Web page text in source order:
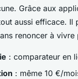
Grâce aux
aussi efficace. Il
renoncer à vivre
: comparateur en
: même 10 €/